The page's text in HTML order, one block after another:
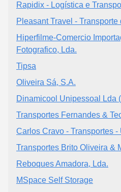
Rapidix - Logística e
Pleasant Travel -
Hiperfilme-Comercio
Fotografico, Lda.
Tipsa
Oliveira Sá, S.A.
Dinamicool Unipessoal Lda
Transportes Fernandes &
Carlos Cravo - Transportes
Transportes Brito Oliveira &
Reboques Amadora, Lda.
MSpace Self Storage